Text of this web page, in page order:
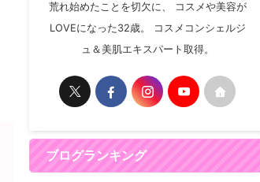
荒れ始めたことを切欠に、 コスメや美容が
LOVEになった32歳。 コスメコンシェルジ
ュ＆美肌エキスパート取得。
ブログランキング